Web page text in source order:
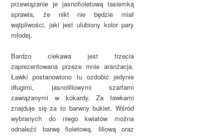
przewiązanie je jasnofioletową tasiemką
sprawia, że nikt nie będzie miał
wątpliwości, jaki jest ulubiony kolor pary
młodej.
Bardzo ciekawa jest trzecia
zaprezentowana przeze mnie aranżacja.
Ławki postanowiono tu ozdobić jedynie
długimi, jasnoliliowymi szarfami
zawiązanymi w kokardy. Za ławkami
znajduje się za to barwny bukiet. Wśród
wybranych do niego kwiatów można
odnaleźć barwę fioletową, liliową oraz